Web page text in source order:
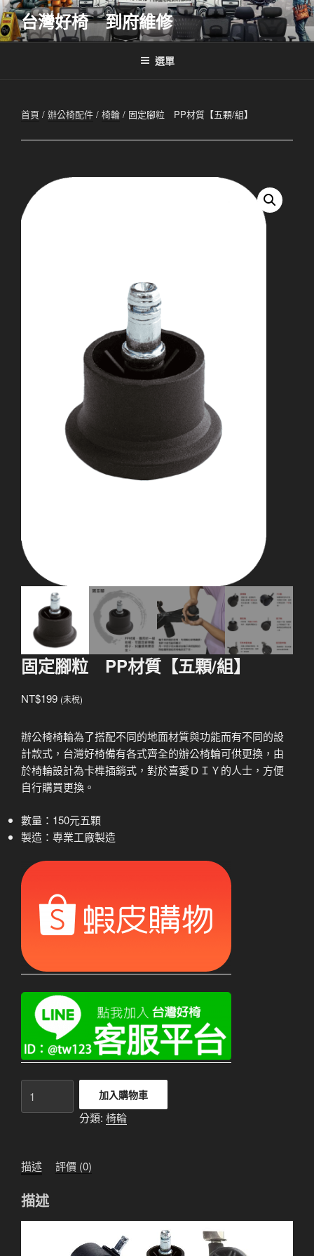
跳
至
主
台灣好椅 到府維修
選單
首頁 / 辦公椅配件 / 椅輪 / 固定腳粒 PP材質【五顆/組】
固定腳粒 PP材質【五顆/組】
NT$199 (未稅)
辦公椅椅輪為了搭配不同的地面材質與功能而有不同的設
計款式，台灣好椅備有各式齊全的辦公椅輪可供更換，由
於椅輪設計為卡榫插銷式，對於喜愛ＤＩＹ的人士，方便
自行購買更換。
數量：150元五顆
製造：專業工廠製造
材
【五
顆/
加入購物車
分類: 椅輪
描述 評價 (0)
描述